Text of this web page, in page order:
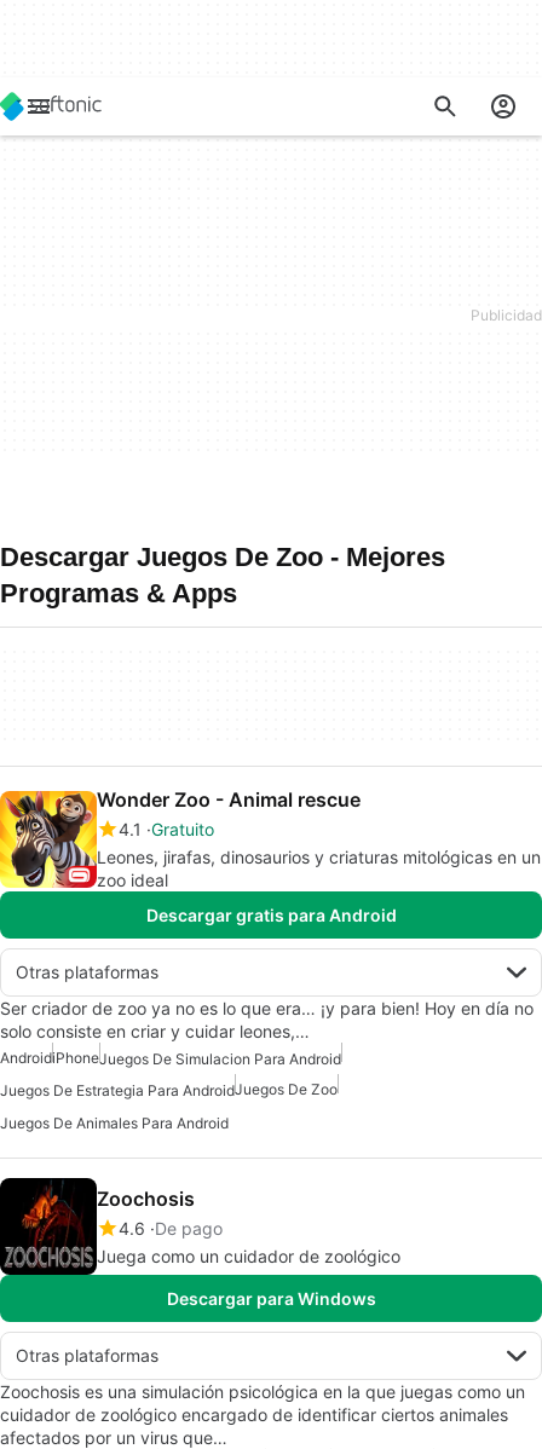
Descargar Juegos De Zoo - Mejores
Programas & Apps
Wonder Zoo - Animal rescue
4.1 Gratuito
Leones, jirafas, dinosaurios y criaturas mitológicas en un
zoo ideal
Descargar gratis para Android
Otras plataformas
Ser criador de zoo ya no es lo que era… ¡y para bien! Hoy en día no
solo consiste en criar y cuidar leones,…
AndroidiPhoneJuegos De Simulacion Para Android
Juegos De Estrategia Para AndroidJuegos De Zoo
Juegos De Animales Para Android
Zoochosis
4.6 De pago
Juega como un cuidador de zoológico
Descargar para Windows
Otras plataformas
Zoochosis es una simulación psicológica en la que juegas como un
cuidador de zoológico encargado de identificar ciertos animales
afectados por un virus que…